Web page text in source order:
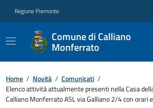
Regione Piemonte
Comune di Calliano
Monferrato
Home / Novità / Comunicati /
Elenco attività attualmente presenti nella Casa
Calliano Monferrato ASL via Galliano 2/4 con orari